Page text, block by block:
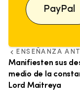
PayPal
ENSEÑANZA
Manifiesten sus
medio de la
Lord Maitreya